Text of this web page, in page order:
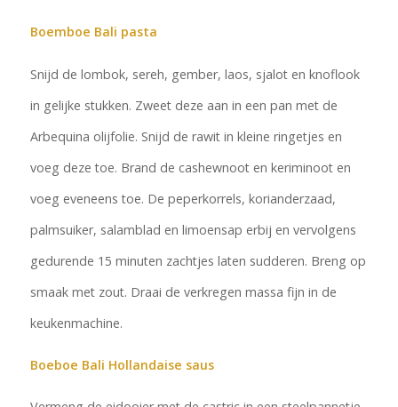
Boemboe Bali pasta
Snijd de lombok, sereh, gember, laos, sjalot en knoflook
in gelijke stukken. Zweet deze aan in een pan met de
Arbequina olijfolie. Snijd de rawit in kleine ringetjes en
voeg deze toe. Brand de cashewnoot en keriminoot en
voeg eveneens toe. De peperkorrels, korianderzaad,
palmsuiker, salamblad en limoensap erbij en vervolgens
gedurende 15 minuten zachtjes laten sudderen. Breng op
smaak met zout. Draai de verkregen massa fijn in de
keukenmachine.
Boeboe Bali Hollandaise saus